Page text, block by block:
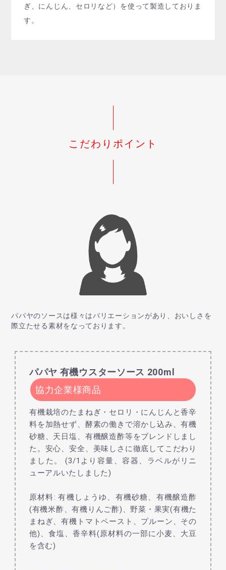
ぎ、にんじん、セロリなど）を使って製造しておりま
す。
こだわりポイント
パパヤのソースは様々はバリエーションがあり、おいしさを
際立たせる素材をなっております。
パパヤ 有機ウスターソース 200ml
協力企業様商品
有機栽培のたまねぎ・セロリ・にんじんと香辛
料を加熱せず、酵素の働きで溶かし込み、有機
砂糖、天日塩、有機醸造酢等をブレンドしまし
た。安心、安全、美味しさに徹底してこだわり
ました。 (3/1より容量、容器、ラベルがリニ
ューアルいたしました)
原材料: 有機しょうゆ、有機砂糖、有機醸造酢
(有機米酢、有機りんご酢)、野菜・果実(有機た
まねぎ、有機トマトペースト、プルーン、その
他)、食塩、香辛料(原材料の一部に小麦、大豆
を含む)